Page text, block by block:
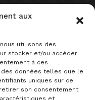
aux
utilisons des
stocker et/ou accéder
à ces
données telles que le
uniques sur ce
son consentement
et